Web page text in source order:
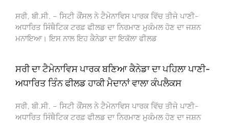
ਸਰੀ, ਬੀ.ਸੀ. – ਸਿਟੀ ਕੌਂਸਲ ਨੇ ਟੈਮੇਨਾਵਿਸ ਪਾਰਕ ਵਿੱਚ ਤੀਜੇ ਪਾਣੀ-
ਅਧਾਰਿਤ ਸਿੰਥੈਟਿਕ ਟਰਫ਼ ਫੀਲਡ ਦਾ ਨਿਰਮਾਣ ਮੁਕੰਮਲ ਹੋਣ ਦਾ ਜਸ਼ਨ
ਮਨਾਇਆ। ਇਸ ਨਾਲ ਇਹ ਕੈਨੇਡਾ ਦਾ ਇਕੱਲਾ ਫੀਲਡ
ਸਰੀ ਦਾ ਟੈਮੇਨਾਵਿਸ ਪਾਰਕ ਬਣਿਆ ਕੈਨੇਡਾ ਦਾ ਪਹਿਲਾ ਪਾਣੀ-
ਅਧਾਰਿਤ ਤਿੰਨ ਫੀਲਡ ਹਾਕੀ ਮੈਦਾਨਾਂ ਵਾਲਾ ਕੰਪਲੈਕਸ
ਸਰੀ, ਬੀ.ਸੀ. – ਸਿਟੀ ਕੌਂਸਲ ਨੇ ਟੈਮੇਨਾਵਿਸ ਪਾਰਕ ਵਿੱਚ ਤੀਜੇ ਪਾਣੀ-
ਅਧਾਰਿਤ ਸਿੰਥੈਟਿਕ ਟਰਫ਼ ਫੀਲਡ ਦਾ ਨਿਰਮਾਣ ਮੁਕੰਮਲ ਹੋਣ ਦਾ ਜਸ਼ਨ